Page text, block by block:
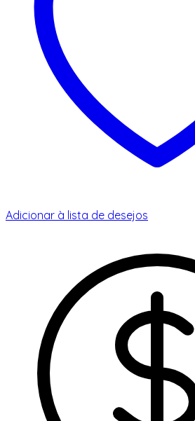
Adicionar à lista de desejos